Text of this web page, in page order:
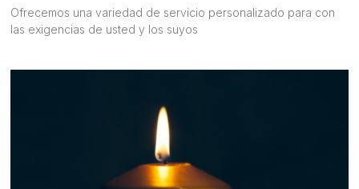
Ofrecemos una variedad de servicio personalizado para con
las exigencias de usted y los suyos